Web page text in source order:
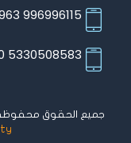
996996115 963+
5330508583 90+